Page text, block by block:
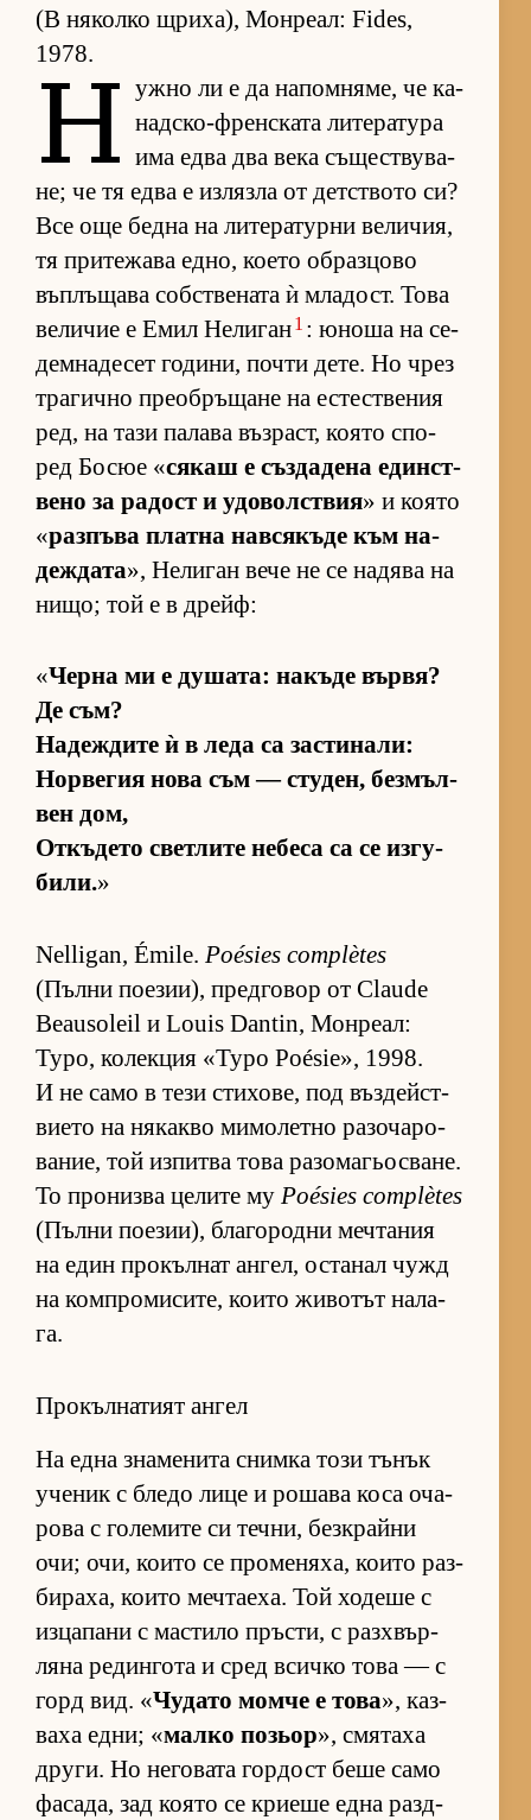
(В ня­колко щри­ха), Мон­ре­ал: Fides,
1978.
Н ужно ли е да на­пом­ня­ме, че ка­
над­с­ко-френ­с­ката ли­те­ра­тура
има едва два века съ­щес­т­ву­ва­
не; че тя едва е из­лязла от дет­с­твото си?
Все още бедна на ли­те­ра­турни ве­ли­чия,
тя при­те­жава ед­но, ко­ето об­раз­цово
въп­лъ­щава соб­с­т­ве­ната ѝ мла­дост. Това
ве­ли­чие е Емил Не­ли­ган1 : юноша на се­
дем­на­де­сет го­ди­ни, почти де­те. Но чрез
тра­гично пре­об­ръ­щане на ес­тес­т­ве­ния
ред, на тази па­лава въз­раст, ко­ято спо­
ред Бо­сюе «ся­каш е съз­да­дена един­с­т­
вено за ра­дост и удо­вол­с­т­вия» и ко­ято
«раз­пъва платна нав­ся­къде към на­
деж­дата», Не­ли­ган вече не се на­дява на
ни­що; той е в дрейф:
«Черна ми е ду­ша­та: на­къде вър­вя?
Де съм?
На­деж­дите ѝ в леда са зас­ти­на­ли:
Нор­ве­гия нова съм — сту­ден, без­мъл­
вен дом,
От­къ­дето свет­лите не­беса са се из­гу­
би­ли.»
Nelligan, Émile. Poésies complètes
(Пълни по­е­зи­и), пред­го­вор от Claude
Beausoleil и Louis Dantin, Мон­ре­ал:
Typo, ко­лек­ция «Typo Poésie», 1998.
И не само в тези сти­хо­ве, под въз­дейс­т­
ви­ето на ня­какво ми­мо­летно ра­зо­ча­ро­
ва­ние, той из­питва това ра­зо­ма­гьос­ва­не.
То про­низва це­лите му Poésies complètes
(Пълни по­е­зи­и), бла­го­родни меч­та­ния
на един про­къл­нат ан­гел, ос­та­нал чужд
на ком­п­ро­ми­си­те, ко­ито жи­во­тът на­ла­
га.
Прокълнатият ангел
На една зна­ме­нита снимка този тъ­нък
уче­ник с бледо лице и ро­шава коса оча­
рова с го­ле­мите си теч­ни, без­к­райни
очи; очи, ко­ито се про­ме­ня­ха, ко­ито раз­
би­ра­ха, ко­ито меч­та­е­ха. Той хо­деше с
из­ца­пани с мас­тило пръс­ти, с раз­х­вър­
ляна ре­дин­гота и сред всичко това — с
горд вид. «Чу­дато момче е това», каз­
ваха ед­ни; «малко по­зьор», смя­таха
дру­ги. Но не­го­вата гор­дост беше само
фа­са­да, зад ко­ято се кри­еше една раз­д­